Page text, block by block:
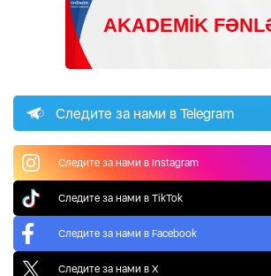
Следите за нами в Telegram
Следите за нами в Instagram
Следите за нами в TikTok
Следите за нами в Facebook
Следите за нами в X